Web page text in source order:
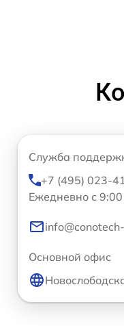
Служба
+7 (495) 023-
Ежедневно с
Основной офис